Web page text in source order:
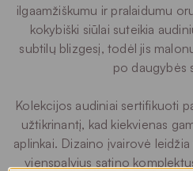
ilgaamžiškumu ir pralaidumu
kokybiški siūlai suteikia
subtilų blizgesį, todėl jis
po daugybės
Kolekcijos audiniai sertifikuoti
užtikrinantį, kad kiekvienas
aplinkai. Dizaino įvairovė
vienspalvius satino